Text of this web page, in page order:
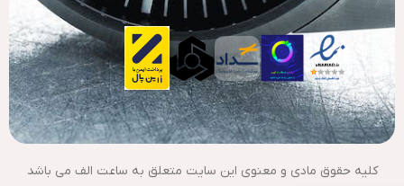
کلیه حقوق مادی و معنوی این سایت متعلق به ساعت الف می باشد